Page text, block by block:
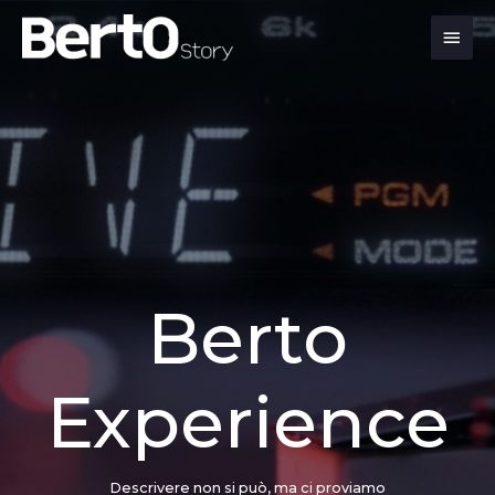
contenuto
navigazione
contenuto
Berto
Experience
Descrivere non si può, ma ci proviamo